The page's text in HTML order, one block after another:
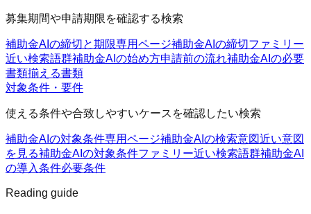
募集期間や申請期限を確認する検索
補助金AIの締切と期限専用ページ補助金AIの締切ファミリー
近い検索語群補助金AIの始め方申請前の流れ補助金AIの必要
書類揃える書類
対象条件・要件
使える条件や合致しやすいケースを確認したい検索
補助金AIの対象条件専用ページ補助金AIの検索意図近い意図
を見る補助金AIの対象条件ファミリー近い検索語群補助金AI
の導入条件必要条件
Reading guide